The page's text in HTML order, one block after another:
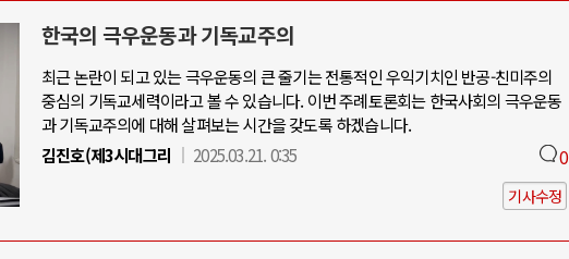
한국의 극우운동과 기독교주의
최근 논란이 되고 있는 극우운동의 큰 줄기는 전통적인 우익기치인 반공-친미주의
중심의 기독교세력이라고 볼 수 있습니다. 이번 주례토론회는 한국사회의 극우운동
과 기독교주의에 대해 살펴보는 시간을 갖도록 하겠습니다.
김진호(제3시대그리
2025.03.21. 0:35 0
기사수정